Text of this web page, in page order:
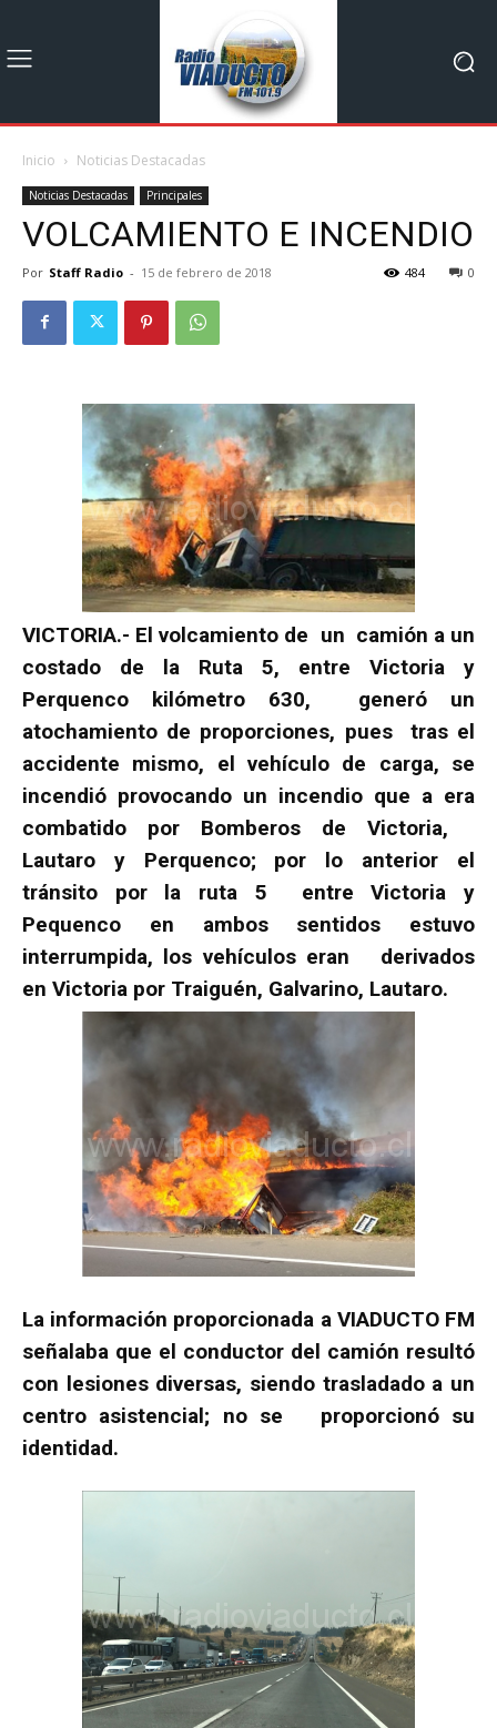
Inicio Noticias Destacadas
Noticias Destacadas Principales
VOLCAMIENTO E INCENDIO
Por Staff Radio - 15 de febrero de 2018 0
484
VICTORIA.- El volcamiento de un camión a un
costado de la Ruta 5, entre Victoria y
Perquenco kilómetro 630, generó un
atochamiento de proporciones, pues tras el
accidente mismo, el vehículo de carga, se
incendió provocando un incendio que a era
combatido por Bomberos de Victoria,
Lautaro y Perquenco; por lo anterior el
tránsito por la ruta 5 entre Victoria y
Pequenco en ambos sentidos estuvo
interrumpida, los vehículos eran derivados
en Victoria por Traiguén, Galvarino, Lautaro.
La información proporcionada a VIADUCTO FM
señalaba que el conductor del camión resultó
con lesiones diversas, siendo trasladado a un
centro asistencial; no se proporcionó su
identidad.